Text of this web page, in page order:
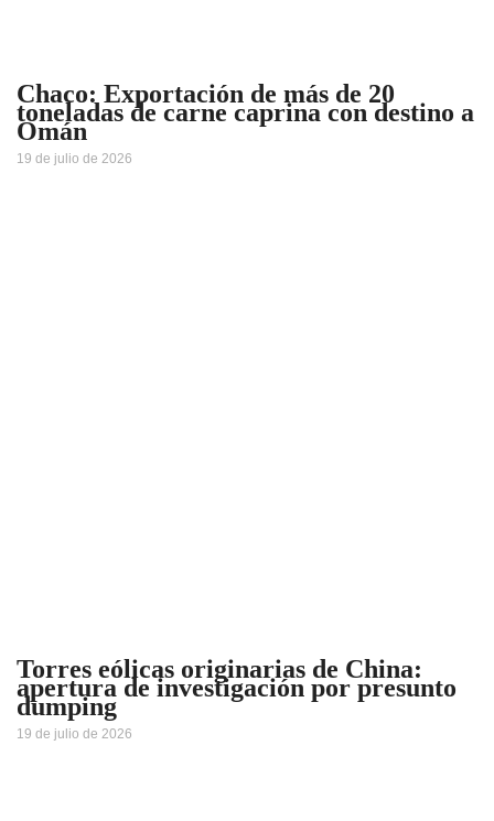
Chaco: Exportación de más de 20
toneladas de carne caprina con destino a
Omán
19 de julio de 2026
Torres eólicas originarias de China:
apertura de investigación por presunto
dumping
19 de julio de 2026